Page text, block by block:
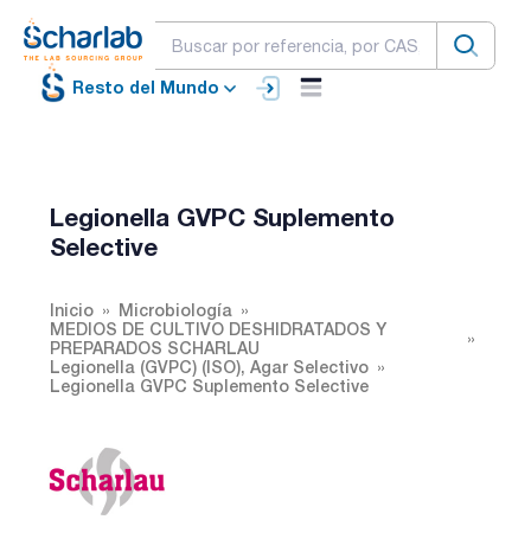
Resto del Mundo
Legionella GVPC Suplemento
Selective
Inicio
Microbiología
MEDIOS DE CULTIVO DESHIDRATADOS Y
PREPARADOS SCHARLAU
Legionella (GVPC) (ISO), Agar Selectivo
Legionella GVPC Suplemento Selective